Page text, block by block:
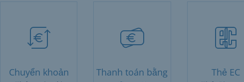
Chuyển khoản
Thanh toán bằng
Thẻ EC